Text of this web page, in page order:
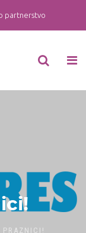
partnerstvo
PRAZNICI!